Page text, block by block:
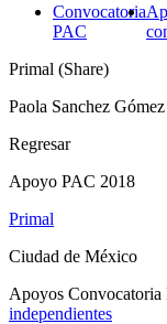
Convocatoria
PAC
Primal (Share)
Paola Sanchez Gómez
Regresar
Apoyo PAC 2018
Primal
Ciudad de México
Apoyos Convocatoria
independientes